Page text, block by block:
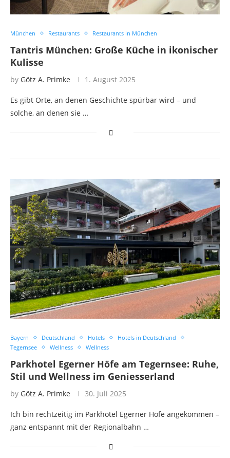
München Restaurants Restaurants in München
Tantris München: Große Küche in ikonischer
Kulisse
by Götz A. Primke 1. August 2025
Es gibt Orte, an denen Geschichte spürbar wird – und
solche, an denen sie …
Bayern Deutschland Hotels
Hotels in Deutschland
Tegernsee
Wellness Wellness
Parkhotel Egerner Höfe am Tegernsee: Ruhe,
Stil und Wellness im Geniesserland
by Götz A. Primke 30. Juli 2025
Ich bin rechtzeitig im Parkhotel Egerner Höfe angekommen –
ganz entspannt mit der Regionalbahn …